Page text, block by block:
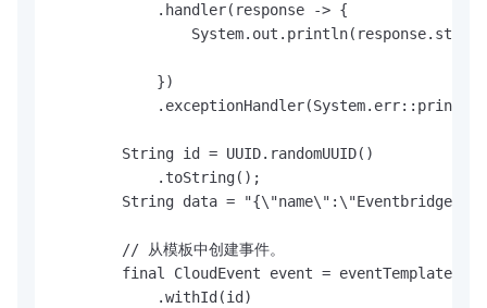
            .handler(response -> {
            })
        String id = UUID.randomUUID()
            .toString();
String data =
        // 从模板中创建事件。
final CloudEvent event =
            .withId(id)